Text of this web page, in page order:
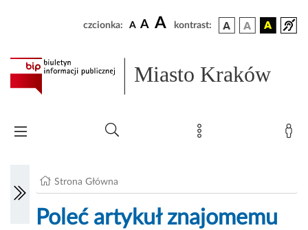
czcionka: A A A kontrast:
Miasto Kraków
Strona Główna
Poleć artykuł znajomemu